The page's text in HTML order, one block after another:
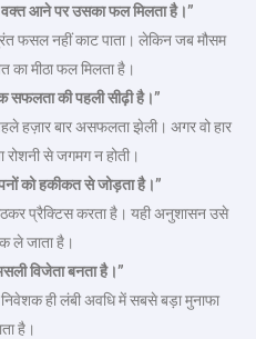
वक्तआनेपरउसकाफलमिलताहै।”
फसल नहीं काट पाता। लेकिन जब मौसम
का मीठा फल मिलता है।
सफलता की पहली सीढ़ी है।”
हज़ार बार असफलता झेली। अगर वो हार
रोशनी से जगमग न होती।
कोहकीकतसेजोड़ताहै।”
प्रैक्टिस करता है। यही अनुशासन उसे
ले जाता है।
विजेताबनताहै।”
ही लंबी अवधि में सबसे बड़ा मुनाफा
है।